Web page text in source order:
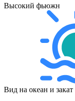
Высокий фьюжн
Вид на океан и закат